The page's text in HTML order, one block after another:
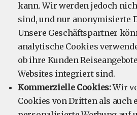
kann. Wir werden jedoch
sind, und nur anonymisierte
Unsere Geschäftspartner
analytische Cookies
ob ihre Kunden
Websites integriert sind.
Kommerzielle Cookies:Wir
Cookies von Dritten als auch